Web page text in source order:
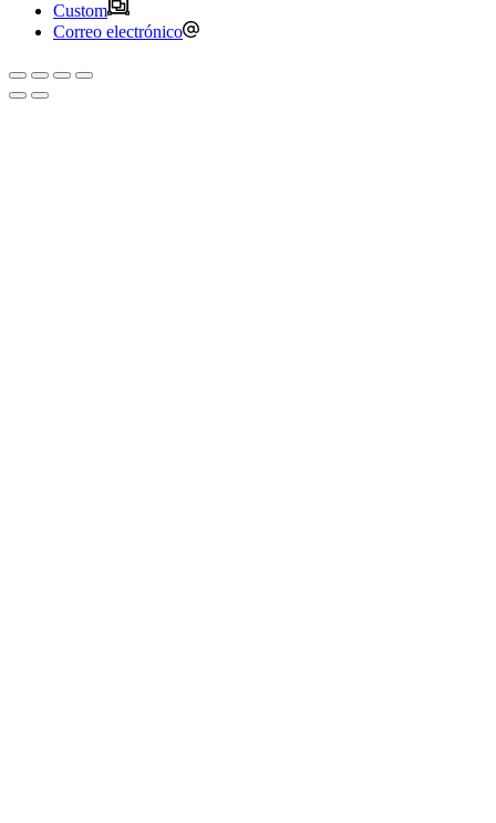
Custom
Correo electrónico